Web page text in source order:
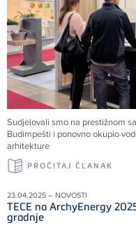
Sudjelovali smo na prestižnom
Budimpešti i ponovno okupio
arhitekture
PROČITAJ ČLANAK
23.04.2025 – NOVOSTI
TECE na ArchyEnergy
gradnje